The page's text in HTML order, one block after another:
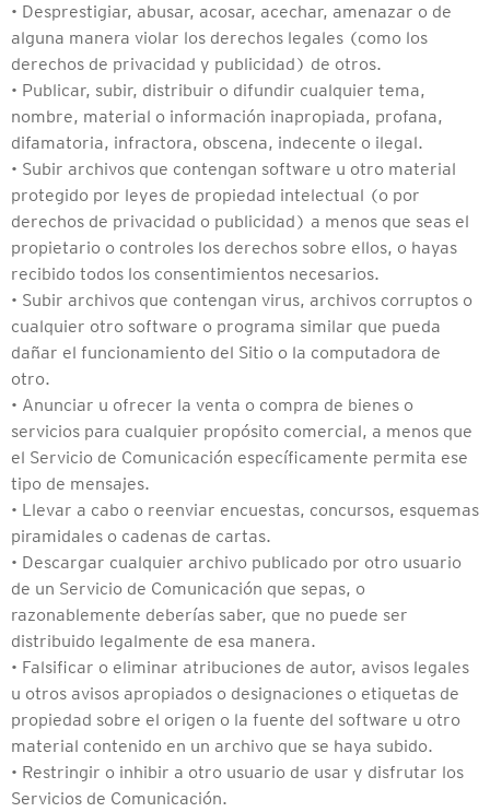
• Desprestigiar, abusar, acosar, acechar, amenazar o de
alguna manera violar los derechos legales (como los
derechos de privacidad y publicidad) de otros.
• Publicar, subir, distribuir o difundir cualquier tema,
nombre, material o información inapropiada, profana,
difamatoria, infractora, obscena, indecente o ilegal.
• Subir archivos que contengan software u otro material
protegido por leyes de propiedad intelectual (o por
derechos de privacidad o publicidad) a menos que seas el
propietario o controles los derechos sobre ellos, o hayas
recibido todos los consentimientos necesarios.
• Subir archivos que contengan virus, archivos corruptos o
cualquier otro software o programa similar que pueda
dañar el funcionamiento del Sitio o la computadora de
otro.
• Anunciar u ofrecer la venta o compra de bienes o
servicios para cualquier propósito comercial, a menos que
el Servicio de Comunicación específicamente permita ese
tipo de mensajes.
• Llevar a cabo o reenviar encuestas, concursos, esquemas
piramidales o cadenas de cartas.
• Descargar cualquier archivo publicado por otro usuario
de un Servicio de Comunicación que sepas, o
razonablemente deberías saber, que no puede ser
distribuido legalmente de esa manera.
• Falsificar o eliminar atribuciones de autor, avisos legales
u otros avisos apropiados o designaciones o etiquetas de
propiedad sobre el origen o la fuente del software u otro
material contenido en un archivo que se haya subido.
• Restringir o inhibir a otro usuario de usar y disfrutar los
Servicios de Comunicación.